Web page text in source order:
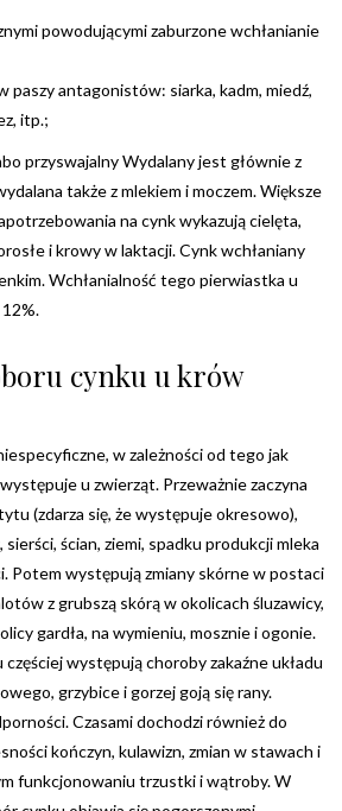
powodującymi zaburzone wchłanianie
paszy antagonistów: siarka, kadm, miedź,
itp.;
przyswajalny Wydalany jest głównie z
także z mlekiem i moczem. Większe
na cynk wykazują cielęta,
i krowy w laktacji. Cynk wchłaniany
Wchłanialność tego pierwiastka u
cynku u krów
w zależności od tego jak
u zwierząt. Przeważnie zaczyna
(zdarza się, że występuje okresowo),
ścian, ziemi, spadku produkcji mleka
Potem występują zmiany skórne w postaci
z grubszą skórą w okolicach śluzawicy,
gardła, na wymieniu, mosznie i ogonie.
występują choroby zakaźne układu
grzybice i gorzej goją się rany.
Czasami dochodzi również do
kończyn, kulawizn, zmian w stawach i
funkcjonowaniu trzustki i wątroby. W